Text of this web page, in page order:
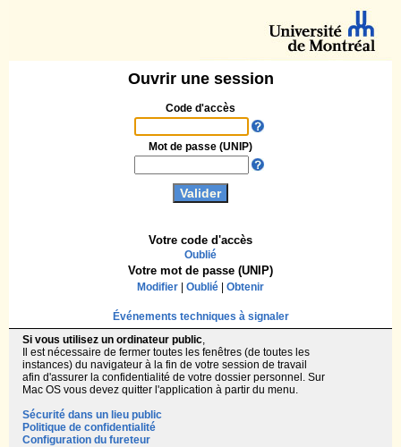
Ouvrir une session
Code d'accès
Votre code d'accès
Oublié
Mot de passe (UNIP)
Votre mot de passe (UNIP)
Modifier Oublié Obtenir
Événements techniques à signaler
Si vous utilisez un ordinateur public,
Il est nécessaire de fermer toutes les fenêtres (de toutes les
instances) du navigateur à la fin de votre session de travail
afin d'assurer la confidentialité de votre dossier personnel. Sur
Mac OS vous devez quitter l'application à partir du menu.
Sécurité dans un lieu public
Politique de confidentialité
Configuration du fureteur